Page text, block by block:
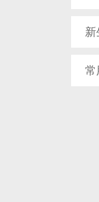
新
常